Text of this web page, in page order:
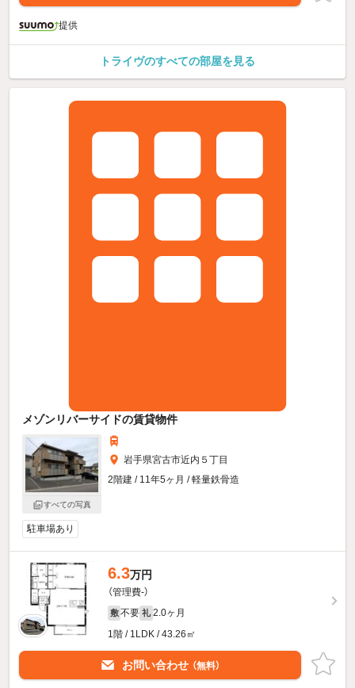
提供
トライヴのすべての部屋を見る
メゾンリバーサイドの賃貸物件
すべての写真
岩手県宮古市近内５丁目
2階建 / 11年5ヶ月 / 軽量鉄骨造
駐車場あり
6.3万円
（管理費-）
敷 不要 礼 2.0ヶ月
1階 / 1LDK / 43.26㎡
お問い合わせ （無料）